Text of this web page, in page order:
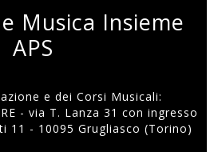
Musica Insieme
APS
e dei Corsi Musicali:
- via T. Lanza 31 con ingresso
11 - 10095 Grugliasco (Torino)